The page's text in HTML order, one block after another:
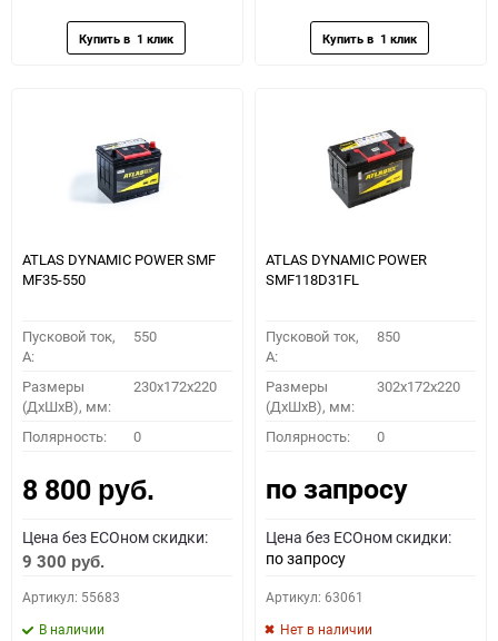
ATLAS DYNAMIC POWER SMF
MF35-550
Пусковой ток,
A:
550
Размеры
(ДхШхВ), мм:
230x172x220
Полярность: 0
8 800 руб.
Цена без ECOном скидки:
9 300 руб.
Артикул: 55683
В наличии
ATLAS DYNAMIC POWER
SMF118D31FL
Пусковой ток,
A:
850
Размеры
(ДхШхВ), мм:
302x172x220
Полярность: 0
по запросу
Цена без ECOном скидки:
по запросу
Артикул: 63061
Нет в наличии